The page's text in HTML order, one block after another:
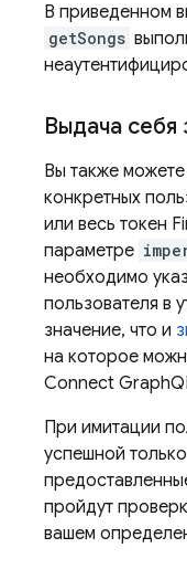
В приведенном
getSongs
Выдача себя
Вы также
конкретных
или весь токен
параметре
необходимо
пользователя в
значение, что и
на которое
Connect
При имитации
успешной
пройдут
вашем